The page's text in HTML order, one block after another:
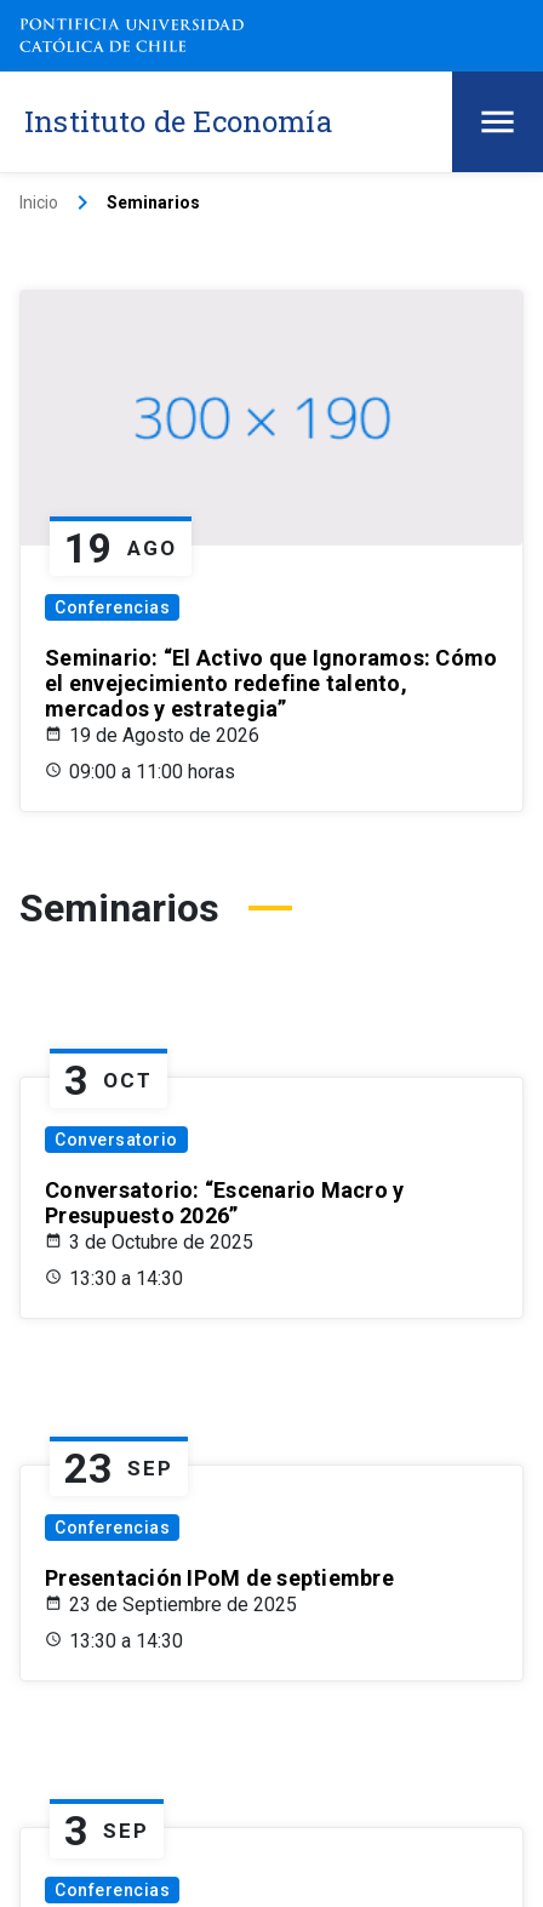
Instituto de Economía
Inicio keyboard_arrow_right Seminarios
19 AGO
Conferencias
Seminario: “El Activo que Ignoramos: Cómo
el envejecimiento redefine talento,
mercados y estrategia”
19 de Agosto de 2026
09:00 a 11:00 horas
Seminarios
3 OCT
Conversatorio
Conversatorio: “Escenario Macro y
Presupuesto 2026”
3 de Octubre de 2025
13:30 a 14:30
23 SEP
Conferencias
Presentación IPoM de septiembre
23 de Septiembre de 2025
13:30 a 14:30
3 SEP
Conferencias